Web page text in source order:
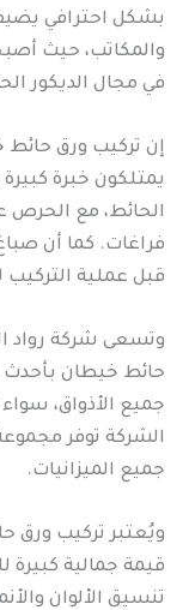
بشكل احترافي
والمكاتب، حيث
في مجال الديكور
إن تركيب ورق
يمتلكون خبرة
الحائط، مع الحرص
فراغات. كما أن
قبل عملية
وتسعى شركة رواد
حائط خيطان بأحدث
جميع الأذواق،
الشركة توفر
جميع الميزانيات.
ويُعتبر تركيب ورق
قيمة جمالية
تنسيق الألوان